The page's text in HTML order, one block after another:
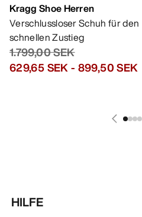
Kragg Shoe Herren
Verschlussloser Schuh für den
schnellen Zustieg
1.799,00 SEK
629,65 SEK- 899,50 SEK
HILFE